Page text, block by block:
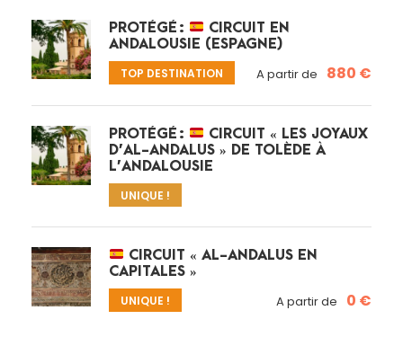
PROTÉGÉ :
CIRCUIT EN
ANDALOUSIE (ESPAGNE)
TOP DESTINATION A partir de 880 €
PROTÉGÉ :
CIRCUIT « LES JOYAUX
D’AL-ANDALUS » DE TOLÈDE À
L’ANDALOUSIE
UNIQUE !
CIRCUIT « AL-ANDALUS EN
CAPITALES »
UNIQUE ! A partir de 0 €